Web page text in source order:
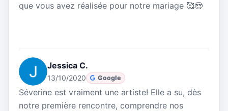
que vous avez réalisée pour notre mariage 🥰😍
Jessica C.
13/10/2020 Google
Séverine est vraiment une artiste! Elle a su, dès
notre première rencontre, comprendre nos